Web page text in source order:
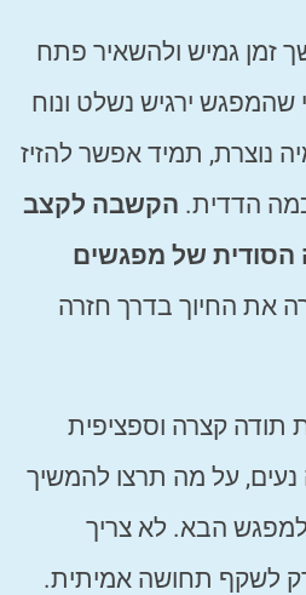
זמן גמיש ולהשאיר פתח
ירגיש נשלט ונוח
נוצרת, תמיד אפשר להזיז
הדדית. הקשבה לקצב
של מפגשים
את החיוך בדרך חזרה
תודה קצרה וספציפית
על מה תרצו להמשיך
למפגש הבא. לא צריך
לשקף תחושה אמיתית.